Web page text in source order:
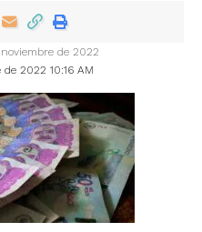
2022 10:16 AM
de 2022